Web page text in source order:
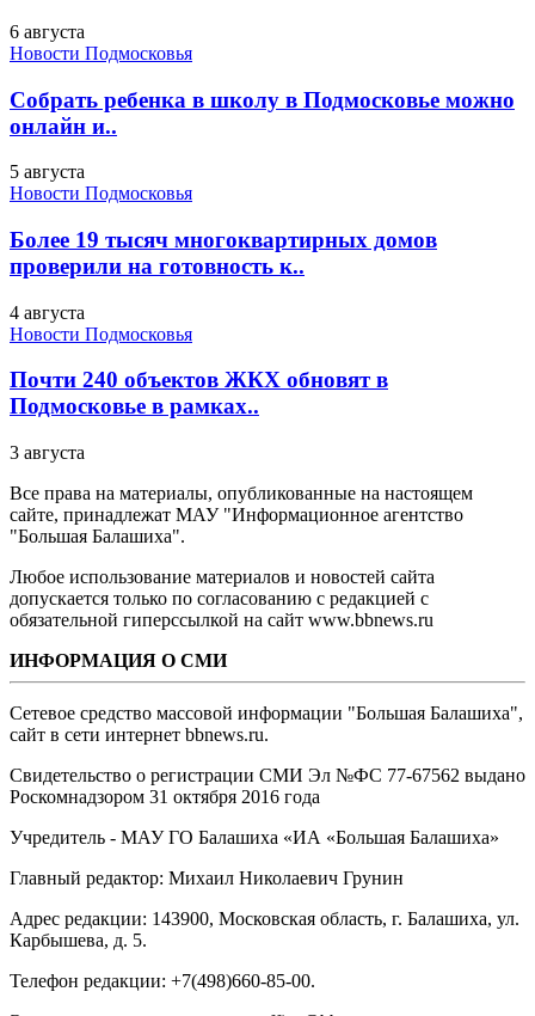
6 августа
Новости Подмосковья
Собрать ребенка в школу в Подмосковье можно
онлайн и..
5 августа
Новости Подмосковья
Более 19 тысяч многоквартирных домов
проверили на готовность к..
4 августа
Новости Подмосковья
Почти 240 объектов ЖКХ обновят в
Подмосковье в рамках..
3 августа
Все права на материалы, опубликованные на настоящем
сайте, принадлежат МАУ "Информационное агентство
"Большая Балашиха".
Любое использование материалов и новостей сайта
допускается только по согласованию с редакцией с
обязательной гиперссылкой на сайт www.bbnews.ru
ИНФОРМАЦИЯ О СМИ
Сетевое средство массовой информации "Большая Балашиха",
сайт в сети интернет bbnews.ru.
Свидетельство о регистрации СМИ Эл №ФС ‎77-67562 выдано
Роскомнадзором 31 октября 2016 года
Учредитель - МАУ ГО Балашиха «ИА «Большая Балашиха»
Главный редактор: Михаил Николаевич Грунин
Адрес редакции: 143900, Московская область, г. Балашиха, ул.
Карбышева, д. 5.
Телефон редакции: +7(498)660-85-00.